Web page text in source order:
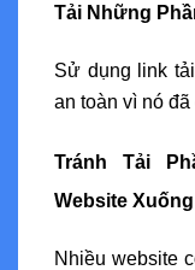
Tải Những
Sử dụng link
an toàn vì nó
Tránh Tải
Website Xuống
Nhiều website